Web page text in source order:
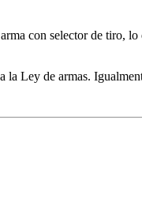
con selector de tiro,
Ley de armas.